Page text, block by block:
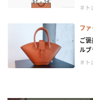
＃ト
フ
ご
ルブ
＃ト